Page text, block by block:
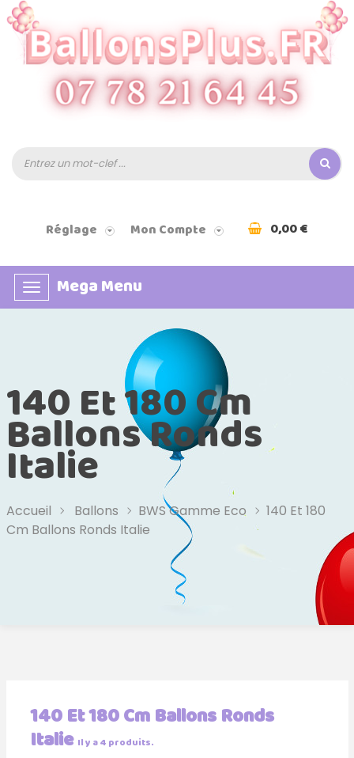
Réglage Mon Compte 0,00 €
Basculer
la
Mega Menu
140 Et 180 Cm
Ballons Ronds
Italie
Accueil Ballons BWS Gamme Eco
140 Et 180
Cm Ballons Ronds Italie
140 Et 180 Cm Ballons Ronds
Italie Il y a 4 produits.